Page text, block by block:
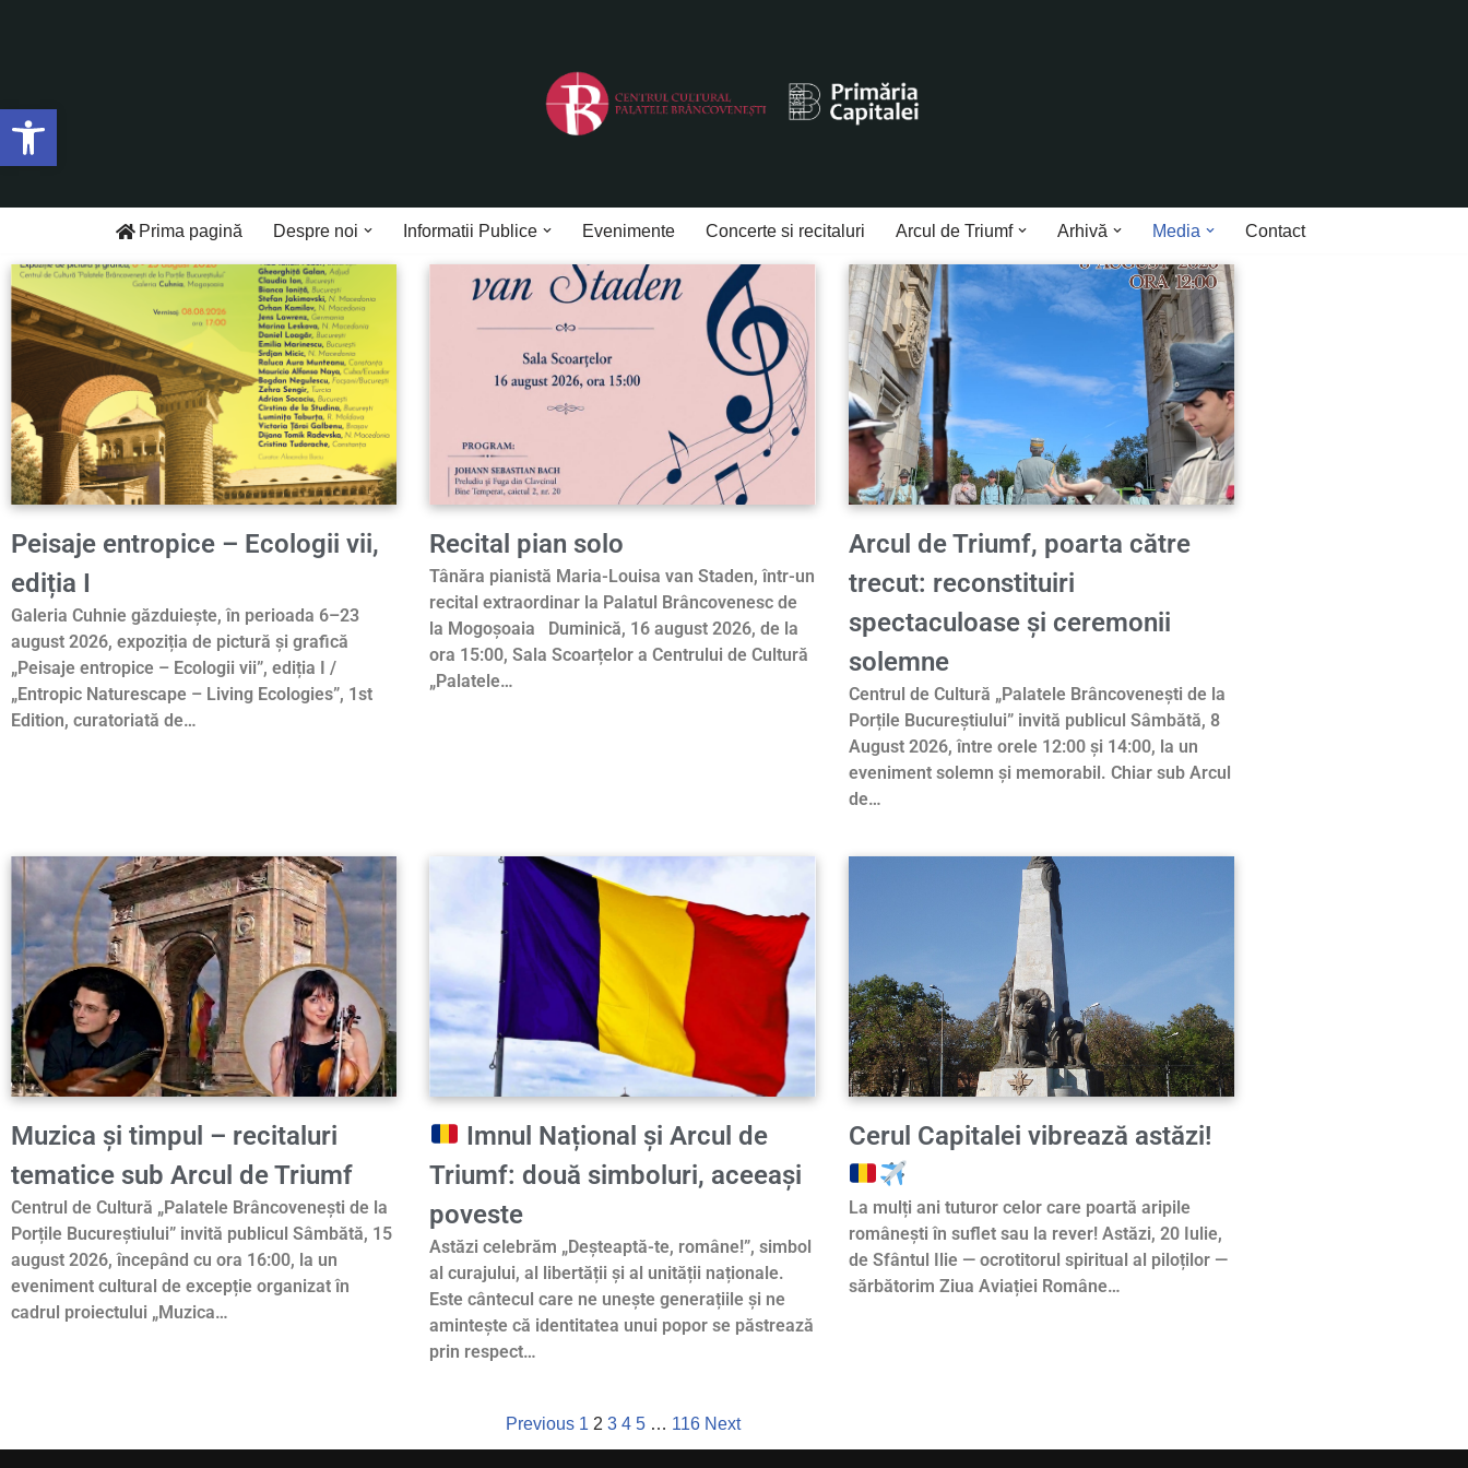
Deschide bara de unelte
conținut
Prima pagină Despre noi Informatii Publice Evenimente Concerte si recitaluri Arcul de Triumf Arhivă Media Contact
Peisaje entropice – Ecologii vii,
ediția I
Galeria Cuhnie găzduiește, în perioada 6–23
august 2026, expoziția de pictură și grafică
„Peisaje entropice – Ecologii vii”, ediția I /
„Entropic Naturescape – Living Ecologies”, 1st
Edition, curatoriată de…
Recital pian solo
Tânăra pianistă Maria-Louisa van Staden, într-un
recital extraordinar la Palatul Brâncovenesc de
la Mogoșoaia Duminică, 16 august 2026, de la
ora 15:00, Sala Scoarțelor a Centrului de Cultură
„Palatele…
Arcul de Triumf, poarta către
trecut: reconstituiri
spectaculoase și ceremonii
solemne
Centrul de Cultură „Palatele Brâncovenești de la
Porțile Bucureștiului” invită publicul Sâmbătă, 8
August 2026, între orele 12:00 și 14:00, la un
eveniment solemn și memorabil. Chiar sub Arcul
de…
Muzica și timpul – recitaluri
tematice sub Arcul de Triumf
Centrul de Cultură „Palatele Brâncovenești de la
Porțile Bucureștiului” invită publicul Sâmbătă, 15
august 2026, începând cu ora 16:00, la un
eveniment cultural de excepție organizat în
cadrul proiectului „Muzica…
Imnul Național și Arcul de
Triumf: două simboluri, aceeași
poveste
Astăzi celebrăm „Deșteaptă-te, române!”, simbol
al curajului, al libertății și al unității naționale.
Este cântecul care ne unește generațiile și ne
amintește că identitatea unui popor se păstrează
prin respect…
Cerul Capitalei vibrează astăzi!
​La mulți ani tuturor celor care poartă aripile
românești în suflet sau la rever! Astăzi, 20 Iulie,
de Sfântul Ilie — ocrotitorul spiritual al piloților —
sărbătorim Ziua Aviației Române…
Previous 1 2 3 4 5 … 116 Next